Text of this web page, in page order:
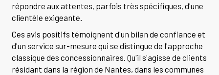
répondre aux attentes, parfois très spécifiques, d'une
clientèle exigeante.
Ces avis positifs témoignent d'un bilan de confiance et
d'un service sur-mesure qui se distingue de l'approche
classique des concessionnaires. Qu'il s'agisse de clients
résidant dans la région de Nantes, dans les communes